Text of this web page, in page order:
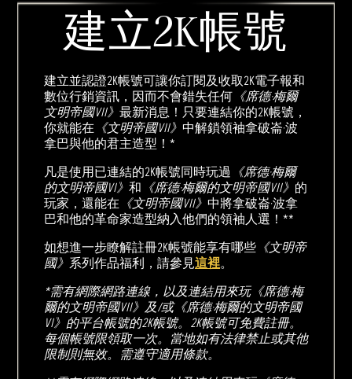
建立2K帳號
建立並認證2K帳號可讓你訂閱及收取2K電子報和
數位行銷資訊，因而不會錯失任何 《席德·梅爾
文明帝國VII》 最新消息！只要連結你的2K帳號，
你就能在 《文明帝國VII》 中解鎖領袖拿破崙·波
拿巴與他的君主造型！*
凡是使用已連結的2K帳號同時玩過 《席德·梅爾
的文明帝國VI》 和 《席德·梅爾的文明帝國VII》 的
玩家，還能在 《文明帝國VII》 中將拿破崙·波拿
巴和他的革命家造型納入他們的領袖人選！**
如想進一步瞭解註冊2K帳號能享有哪些 《文明帝
國》 系列作品福利，請參見這裡。
*需有網際網路連線，以及連結用來玩《席德·梅
爾的文明帝國VII》及/或《席德·梅爾的文明帝國
VI》的平台帳號的2K帳號。2K帳號可免費註冊。
每個帳號限領取一次。當地如有法律禁止或其他
限制則無效。需遵守適用條款。